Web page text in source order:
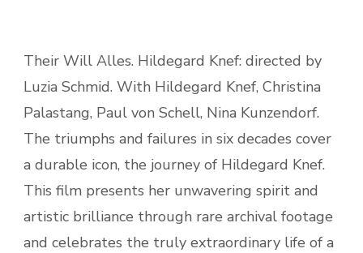
Their Will Alles. Hildegard Knef: directed by
Luzia Schmid. With Hildegard Knef, Christina
Palastang, Paul von Schell, Nina Kunzendorf.
The triumphs and failures in six decades cover
a durable icon, the journey of Hildegard Knef.
This film presents her unwavering spirit and
artistic brilliance through rare archival footage
and celebrates the truly extraordinary life of a